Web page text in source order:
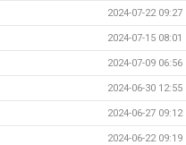
2024-07-22 09:27
2024-07-15 08:01
2024-07-09 06:56
2024-06-30 12:55
2024-06-27 09:12
2024-06-22 09:19